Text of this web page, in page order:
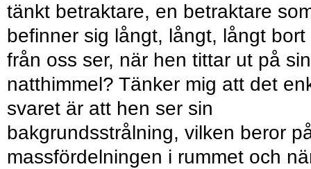
tänkt betraktare, en betraktare
befinner sig långt, långt, långt bort
från oss ser, när hen tittar ut på sin
natthimmel? Tänker mig att det
svaret är att hen ser sin
bakgrundsstrålning, vilken beror
massfördelningen i rummet och